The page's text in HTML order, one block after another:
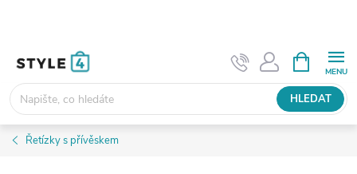
HLEDAT
NÁKUPNÍ
KOŠÍK
Řetízky s přívěskem